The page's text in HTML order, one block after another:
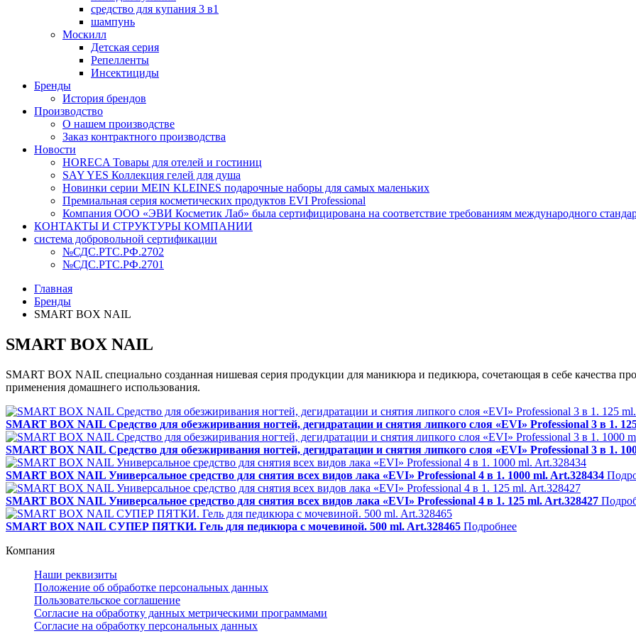
средство для купания 3 в1
шампунь
Москилл
Детская серия
Репелленты
Инсектициды
Бренды
История брендов
Производство
О нашем производстве
Заказ контрактного производства
Новости
HORECA Товары для отелей и гостиниц
SAY YES Коллекция гелей для душа
Новинки серии MEIN KLEINES подарочные наборы для самых маленьких
Премиальная серия косметических продуктов EVI Professional
Компания ООО «ЭВИ Косметик Лаб» была сертифицирована на соответствие требованиям международного
КОНТАКТЫ И СТРУКТУРЫ КОМПАНИИ
система добровольной сертификации
№СДС.РТС.РФ.2702
№СДС.РТС.РФ.2701
Главная
Бренды
SMART BOX NAIL
SMART BOX NAIL
SMART BOX NAIL специально созданная нишевая серия продукции для маникюра и педикюра, сочетающая в себе качества
применения домашнего использования.
SMART BOX NAIL Средство для обезжиривания ногтей, дегидратации и снятия липкого слоя «EVI» Professional 3 в 1.
SMART BOX NAIL Средство для обезжиривания ногтей, дегидратации и снятия липкого слоя «EVI» Professional 3 в 1.
SMART BOX NAIL Универсальное средство для снятия всех видов лака «EVI» Professional 4 в 1. 1000 ml. Art.328434
SMART BOX NAIL Универсальное средство для снятия всех видов лака «EVI» Professional 4 в 1. 125 ml. Art.328427
SMART BOX NAIL СУПЕР ПЯТКИ. Гель для педикюра с мочевиной. 500 ml. Art.328465 Подробнее
Компания
Наши реквизиты
Положение об обработке персональных данных
Пользовательское соглашение
Согласие на обработку данных метрическими программами
Согласие на обработку персональных данных